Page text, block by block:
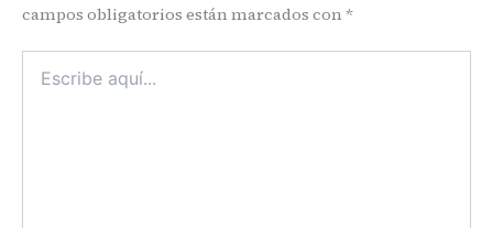
campos obligatorios están marcados con *
aquí...